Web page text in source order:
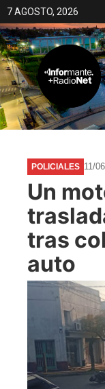
7 AGOSTO, 2026
POLICIALES 11/
Un
tras
auto